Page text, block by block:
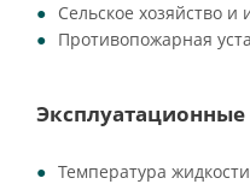
Сельское хозяйство и
Противопожарная
Температура